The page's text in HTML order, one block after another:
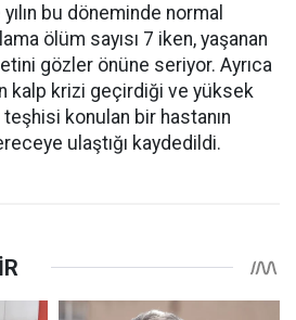
bu döneminde normal
ölüm sayısı 7 iken, yaşanan
gözler önüne seriyor. Ayrıca
kalp krizi geçirdiği ve yüksek
teşhisi konulan bir hastanın
ulaştığı kaydedildi.